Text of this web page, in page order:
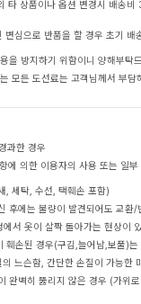
타 상품이나 옵션 변경시 배송
변심으로 반품을 할 경우 초기
을 방지하기 위함이니 양해부탁
모든 도선료는 고객님께서 부담
과한 경우
에 의한 이용자의 사용 또는 일
, 세탁, 수선, 택훼손 포함)
후에는 불량이 발견되어도 교환/
서 옷이 살짝 돌아가는 현상이
훼손된 경우(구김,늘어남,보풀)는
느슨함, 간단한 손질이 가능한
완벽히 뚫리지 않은 경우 (가위